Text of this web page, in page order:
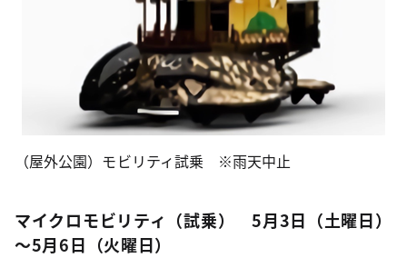
（屋外公園）モビリティ試乗 ※雨天中止
マイクロモビリティ（試乗） 5月3日（土曜日）
～5月6日（火曜日）